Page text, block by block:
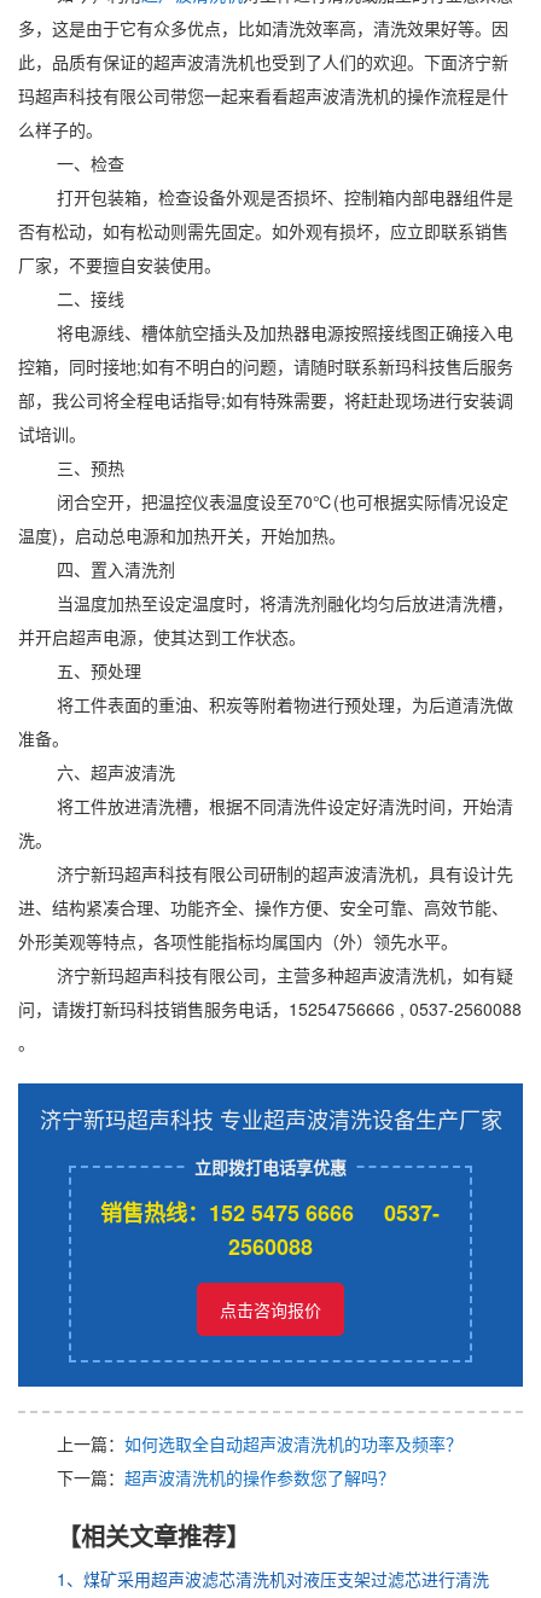
多，这是由于它有众多优点，比如清洗效率高，清洗效果好等。因
此，品质有保证的超声波清洗机也受到了人们的欢迎。下面济宁新
玛超声科技有限公司带您一起来看看超声波清洗机的操作流程是什
么样子的。
一、检查
打开包装箱，检查设备外观是否损坏、控制箱内部电器组件是
否有松动，如有松动则需先固定。如外观有损坏，应立即联系销售
厂家，不要擅自安装使用。
二、接线
将电源线、槽体航空插头及加热器电源按照接线图正确接入电
控箱，同时接地;如有不明白的问题，请随时联系新玛科技售后服务
部，我公司将全程电话指导;如有特殊需要，将赶赴现场进行安装调
试培训。
三、预热
闭合空开，把温控仪表温度设至70℃(也可根据实际情况设定
温度)，启动总电源和加热开关，开始加热。
四、置入清洗剂
当温度加热至设定温度时，将清洗剂融化均匀后放进清洗槽，
并开启超声电源，使其达到工作状态。
五、预处理
将工件表面的重油、积炭等附着物进行预处理，为后道清洗做
准备。
六、超声波清洗
将工件放进清洗槽，根据不同清洗件设定好清洗时间，开始清
洗。
济宁新玛超声科技有限公司研制的超声波清洗机，具有设计先
进、结构紧凑合理、功能齐全、操作方便、安全可靠、高效节能、
外形美观等特点，各项性能指标均属国内（外）领先水平。
济宁新玛超声科技有限公司，主营多种超声波清洗机，如有疑
问，请拨打新玛科技销售服务电话，15254756666 , 0537-2560088
。
济宁新玛超声科技 专业超声波清洗设备生产厂家
立即拨打电话享优惠
销售热线：152 5475 6666 0537-
2560088
点击咨询报价
上一篇： 如何选取全自动超声波清洗机的功率及频率？
下一篇： 超声波清洗机的操作参数您了解吗？
【相关文章推荐】
1、煤矿采用超声波滤芯清洗机对液压支架过滤芯进行清洗